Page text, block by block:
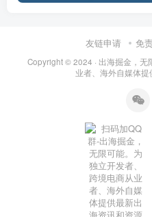
友链申请 免
Copyright © 2024 · 出海掘金，无
业者、海外自媒体